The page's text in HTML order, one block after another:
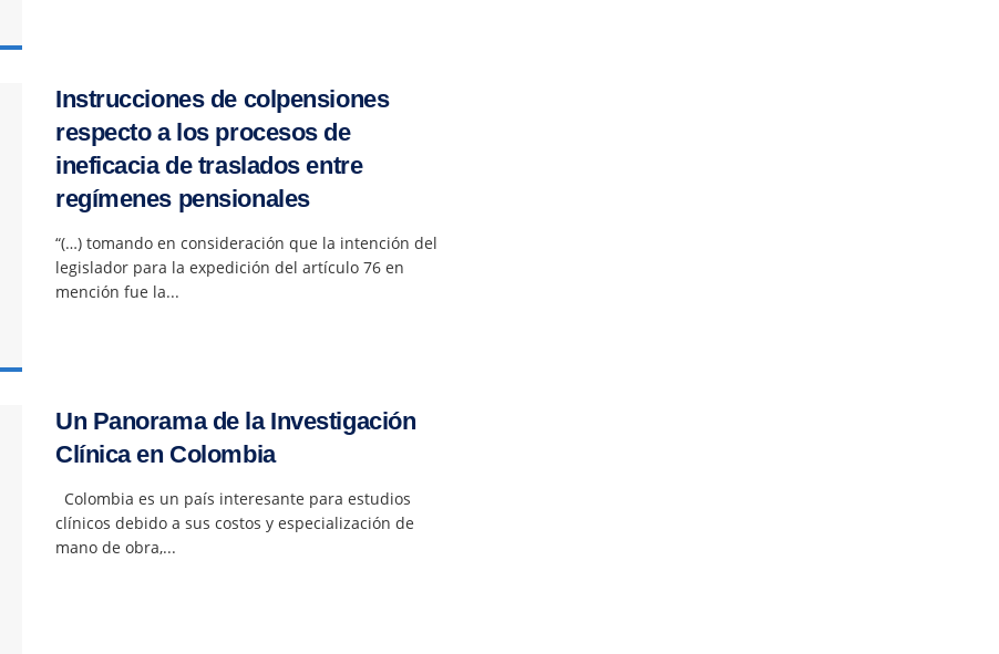
Instrucciones de colpensiones
respecto a los procesos de
ineficacia de traslados entre
regímenes pensionales
“(…) tomando en consideración que la intención del
legislador para la expedición del artículo 76 en
mención fue la...
Un Panorama de la Investigación
Clínica en Colombia
Colombia es un país interesante para estudios
clínicos debido a sus costos y especialización de
mano de obra,...